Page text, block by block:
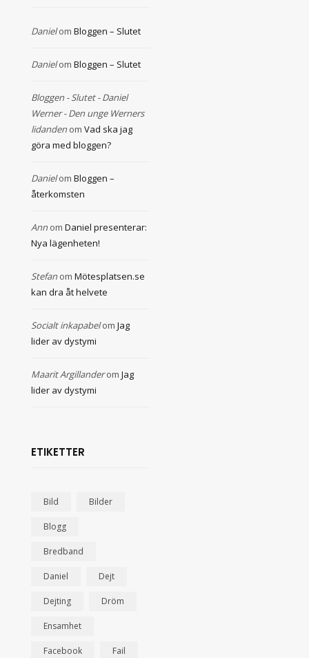
Danielom Bloggen – Slutet
Danielom Bloggen – Slutet
Bloggen - Slutet - Daniel
Werner - Den unge Werners
lidanden om Vad ska jag
göra med bloggen?
Danielom Bloggen –
återkomsten
Ann om Daniel presenterar:
Nya lägenheten!
Stefan om Mötesplatsen.se
kan dra åt helvete
Socialt inkapabelom Jag
lider av dystymi
Maarit Argillanderom Jag
lider av dystymi
ETIKETTER
Bild Bilder
Blogg
Bredband
Daniel Dejt
Dejting Dröm
Ensamhet
Facebook Fail